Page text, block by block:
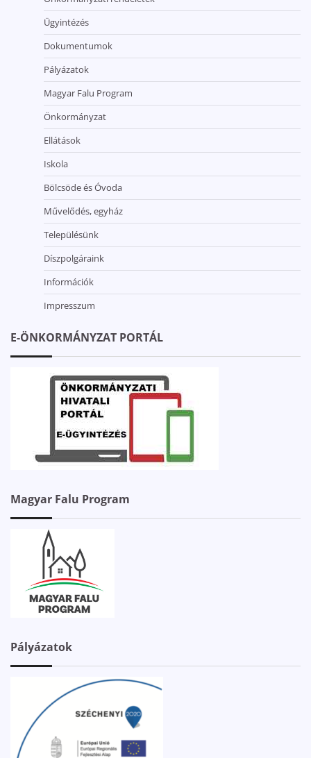
Ügyintézés
Dokumentumok
Pályázatok
Magyar Falu Program
Önkormányzat
Ellátások
Iskola
Bölcsöde és Óvoda
Művelődés, egyház
Településünk
Díszpolgáraink
Információk
Impresszum
E-ÖNKORMÁNYZAT PORTÁL
Magyar Falu Program
Pályázatok